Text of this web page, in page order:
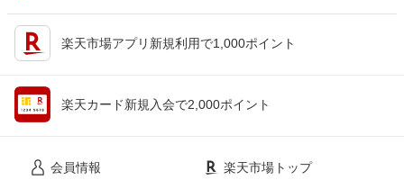
楽天市場アプリ新規利用で1,000ポイント
楽天カード新規入会で2,000ポイント
会員情報 楽天市場トップ